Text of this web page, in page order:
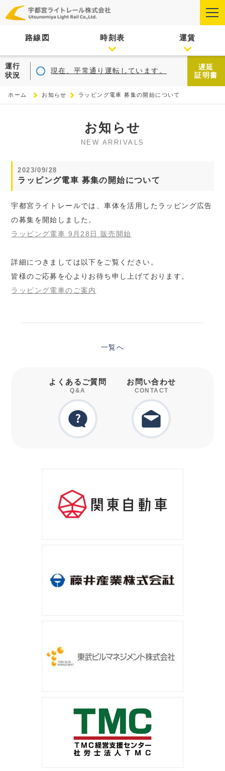
路線図 時刻表 運賃
運行
状況
現在、平常通り運転しています。
遅延
証明書
ホーム お知らせ ラッピング電車 募集の開始について
お知らせ
NEW ARRIVALS
2023/09/28
ラッピング電車 募集の開始について
宇都宮ライトレールでは、車体を活用したラッピング広告
の募集を開始しました。
ラッピング電車 9月28日 販売開始
詳細につきましては以下をご覧ください。
皆様のご応募を心よりお待ち申し上げております。
ラッピング電車のご案内
一覧へ
よくあるご質問
Q&A
お問い合わせ
CONTACT